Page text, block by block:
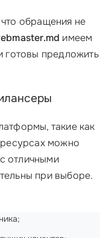
обращения не
имеем
готовы предложить
такие как
можно
отличными
при выборе.